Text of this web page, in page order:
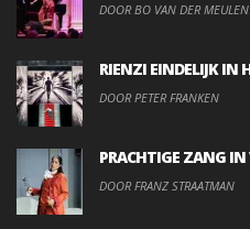
DOOR BO VAN DER MEULEN
RIENZI EINDELIJK IN
DOOR PETER FRANKEN
PRACHTIGE ZANG
DOOR FRANZ STRAATMAN